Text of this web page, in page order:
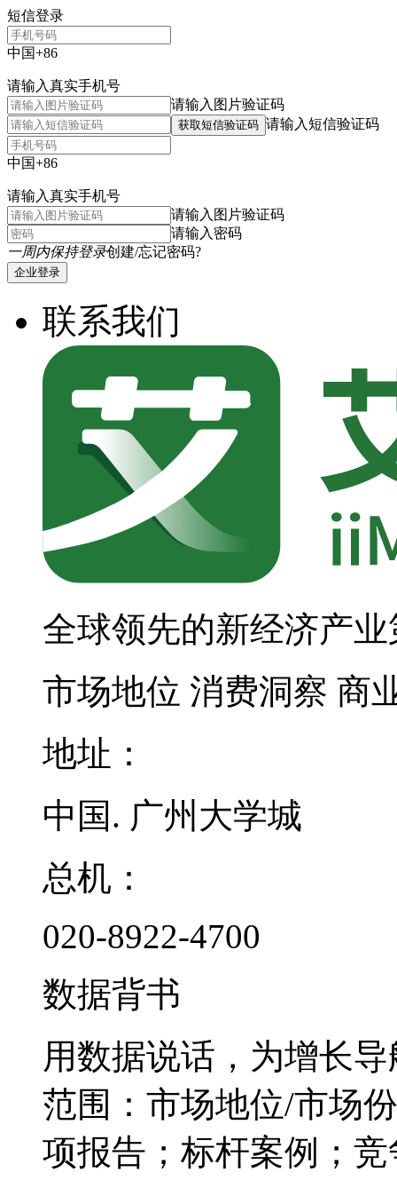
短信登录
中国+86
请输入真实手机号
请输入图片验证码
获取短信验证码 请输入短信验证码
中国+86
请输入真实手机号
请输入图片验证码
请输入密码
一周内保持登录创建/忘记密码?
企业登录
联系我们
全球领先的新经济产
市场地位 消费洞察 商
地址：
中国. 广州大学城
总机：
020-8922-4700
数据背书
用数据说话，为增长导
范围：市场地位/市场
项报告；标杆案例；